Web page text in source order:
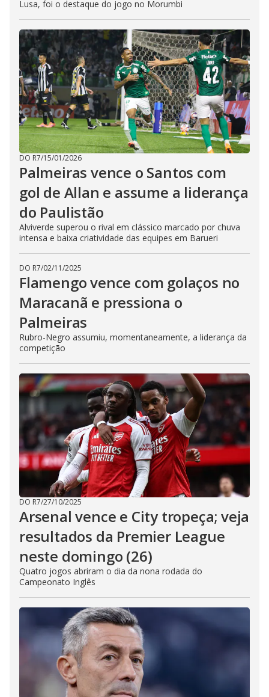
Lusa, foi o destaque do jogo no Morumbi
DO R7/15/01/2026
Palmeiras vence o Santos com
gol de Allan e assume a liderança
do Paulistão
Alviverde superou o rival em clássico marcado por chuva
intensa e baixa criatividade das equipes em Barueri
DO R7/02/11/2025
Flamengo vence com golaços no
Maracanã e pressiona o
Palmeiras
Rubro-Negro assumiu, momentaneamente, a liderança da
competição
DO R7/27/10/2025
Arsenal vence e City tropeça; veja
resultados da Premier League
neste domingo (26)
Quatro jogos abriram o dia da nona rodada do
Campeonato Inglês